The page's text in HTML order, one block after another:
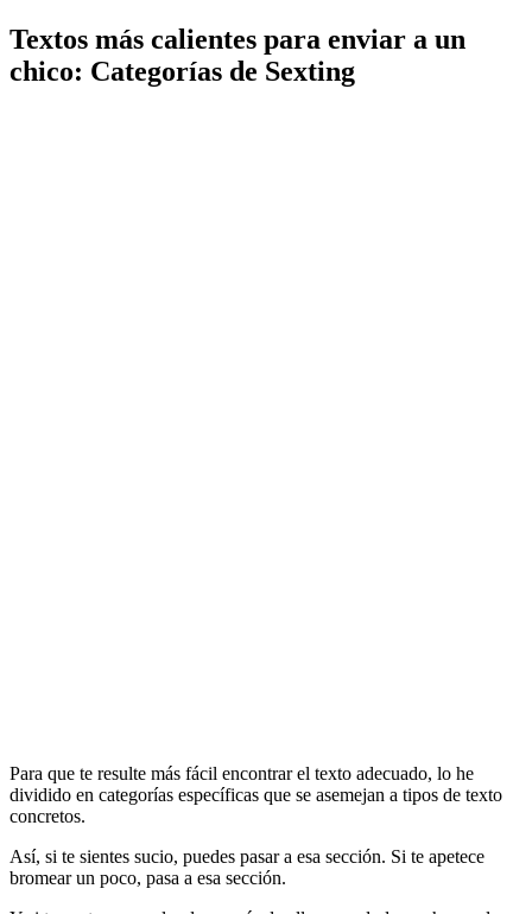
Textos más calientes para enviar a un
chico: Categorías de Sexting
Para que te resulte más fácil encontrar el texto adecuado, lo he
dividido en categorías específicas que se asemejan a tipos de texto
concretos.
Así, si te sientes sucio, puedes pasar a esa sección. Si te apetece
bromear un poco, pasa a esa sección.